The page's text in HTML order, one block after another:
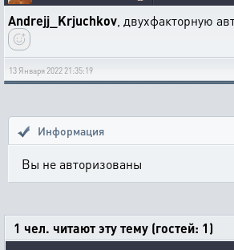
Andrejj_Krjuchkov , двухфакторную
13 Января 2022 21:35:19
Информация
Вы не авторизованы
1 чел. читают эту тему (гостей: 1)